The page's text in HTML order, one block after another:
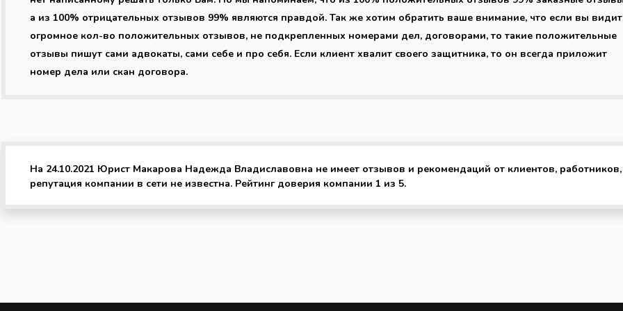
а из 100% отрицательных отзывов 99% являются правдой. Так же хотим обратить ваше внимание, что если вы
огромное кол-во положительных отзывов, не подкрепленных номерами дел, договорами, то такие положительные
отзывы пишут сами адвокаты, сами себе и про себя. Если клиент хвалит своего защитника, то он всегда приложит
номер дела или скан договора.
На 24.10.2021 Юрист Макарова Надежда Владиславовна не имеет отзывов и рекомендаций от клиентов, работников,
репутация компании в сети не известна. Рейтинг доверия компании 1 из 5.